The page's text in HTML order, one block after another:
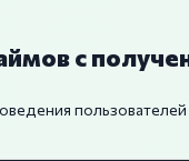
с
пользователей